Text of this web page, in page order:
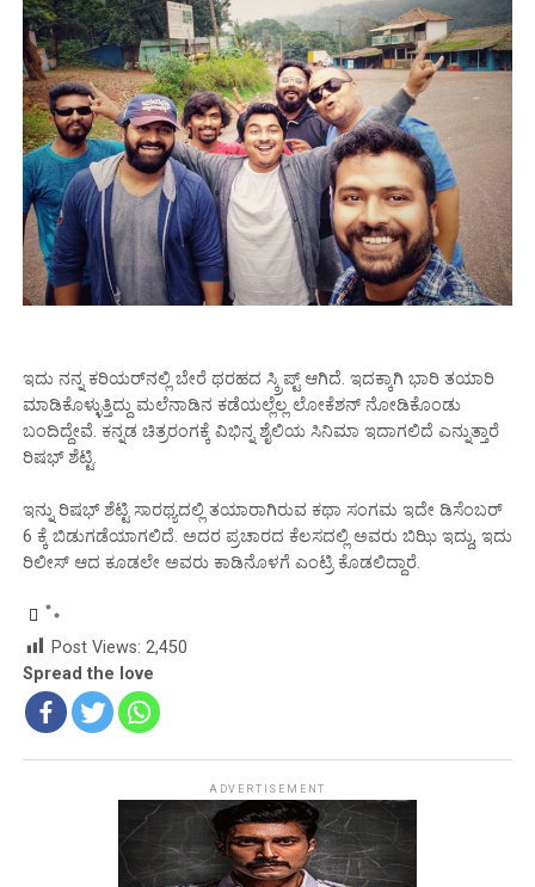
ಇದು ನನ್ನ ಕರಿಯರ್‌ನಲ್ಲಿ ಬೇರೆ ಥರಹದ ಸ್ಕ್ರಿಪ್ಟ್‌ ಆಗಿದೆ. ಇದಕ್ಕಾಗಿ ಭಾರಿ ತಯಾರಿ
ಮಾಡಿಕೊಳ್ಳುತ್ತಿದ್ದು ಮಲೆನಾಡಿನ ಕಡೆಯಲ್ಲೆಲ್ಲ ಲೋಕೆಶನ್‌ ನೋಡಿಕೊಂಡು
ಬಂದಿದ್ದೇವೆ. ಕನ್ನಡ ಚಿತ್ರರಂಗಕ್ಕೆ ವಿಭಿನ್ನ ಶೈಲಿಯ ಸಿನಿಮಾ ಇದಾಗಲಿದೆ ಎನ್ನುತ್ತಾರೆ
ರಿಷಭ್‌ ಶೆಟ್ಟಿ.
ಇನ್ನು ರಿಷಭ್‌ ಶೆಟ್ಟಿ ಸಾರಥ್ಯದಲ್ಲಿ ತಯಾರಾಗಿರುವ ಕಥಾ ಸಂಗಮ ಇದೇ ಡಿಸೆಂಬರ್‌
6 ಕ್ಕೆ ಬಿಡುಗಡೆಯಾಗಲಿದೆ. ಅದರ ಪ್ರಚಾರದ ಕೆಲಸದಲ್ಲಿ ಅವರು ಬಿಝಿ ಇದ್ದು, ಇದು
ರಿಲೀಸ್‌ ಆದ ಕೂಡಲೇ ಅವರು ಕಾಡಿನೊಳಗೆ ಎಂಟ್ರಿ ಕೊಡಲಿದ್ದಾರೆ.
Post Views: 2,450
Spread the love
ADVERTISEMENT